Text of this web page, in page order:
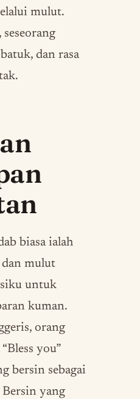
mulut.
seseorang
dan rasa
biasa ialah
mulut
untuk
kuman.
orang
you”
bersin sebagai
Bersin yang